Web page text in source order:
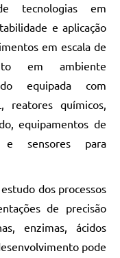
tecnologias em
e aplicação
em escala de
em ambiente
equipada com
químicos,
equipamentos de
e sensores para
dos processos
de precisão
enzimas, ácidos
pode